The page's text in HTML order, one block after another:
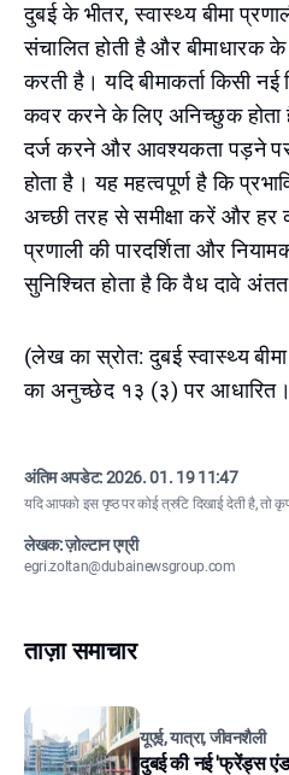
दुबई के भीतर, स्वास्थ्य बीमा
संचालित होती है और बीमाधारक के
करती है। यदि बीमाकर्ता किसी नई
कवर करने के लिए अनिच्छुक होता
दर्ज करने और आवश्यकता पड़ने
होता है। यह महत्वपूर्ण है कि
अच्छी तरह से समीक्षा करें और
प्रणाली की पारदर्शिता और
सुनिश्चित होता है कि वैध दावे
(लेख का स्रोत: दुबई स्वास्थ्य
का अनुच्छेद १३ (३) पर
अंतिम अपडेट:2026. 01. 19 11:47
यदि आपको इस पृष्ठ पर कोई त्रुटि दिखाई देती है, तो
लेखक: ज़ोल्टान एग्री
egri.zoltan@dubainewsgroup.com
ताज़ा समाचार
यूएई, यात्रा, जीवनशैली
दुबई की नई 'फ्रेंड्स